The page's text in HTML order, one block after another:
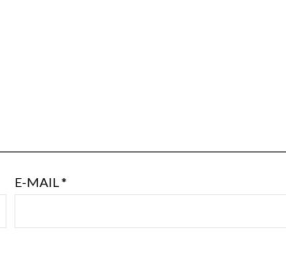
E-MAIL*